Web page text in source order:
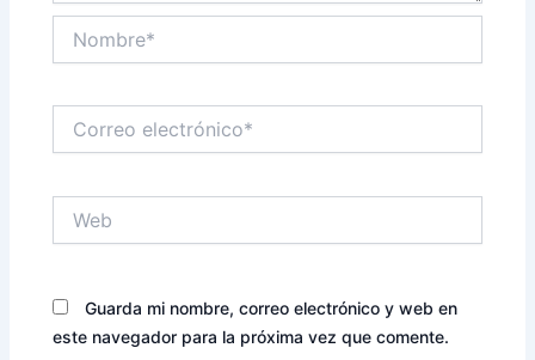
electrónico*
Guarda mi nombre, correo electrónico y web en
este navegador para la próxima vez que comente.